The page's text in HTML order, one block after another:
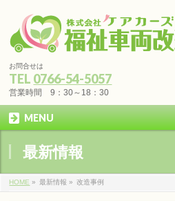
お問合せは
TEL 0766-54-5057
営業時間 9：30～18：30
MENU
最新情報
HOME » 最新情報 » 改造事例